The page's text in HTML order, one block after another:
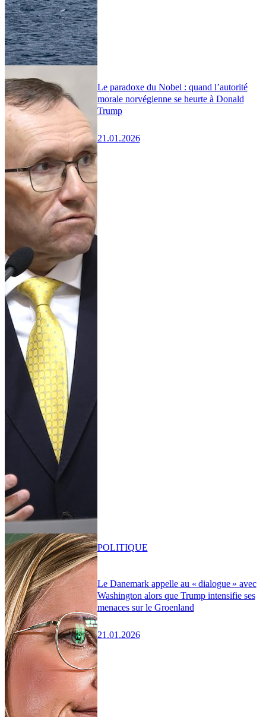
Le paradoxe du Nobel : quand l’autorité
morale norvégienne se heurte à Donald
Trump
21.01.2026
Le Danemark appelle au « dialogue » avec
Washington alors que Trump intensifie ses
menaces sur le Groenland
21.01.2026
POLITIQUE